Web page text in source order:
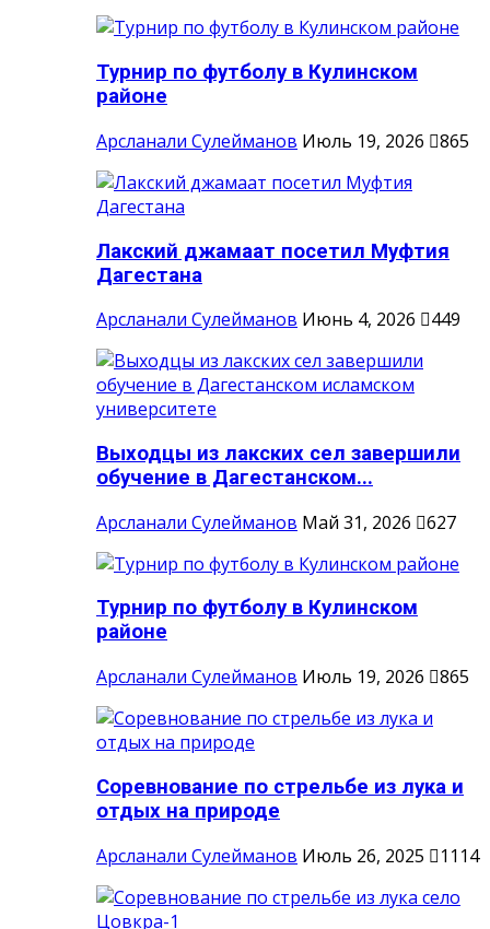
Турнир по футболу в Кулинском
районе
Арсланали Сулейманов Июль 19, 2026 865
Лакский джамаат посетил Муфтия
Дагестана
Арсланали Сулейманов Июнь 4, 2026 449
Выходцы из лакских сел завершили
обучение в Дагестанском...
Арсланали Сулейманов Май 31, 2026 627
Турнир по футболу в Кулинском
районе
Арсланали Сулейманов Июль 19, 2026 865
Соревнование по стрельбе из лука и
отдых на природе
Арсланали Сулейманов Июль 26, 2025 1114